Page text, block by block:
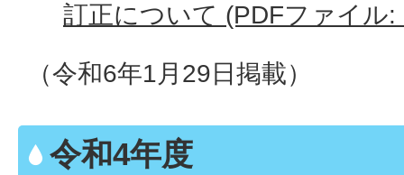
訂正について (PDFファイル:
（令和6年1月29日掲載）
令和4年度